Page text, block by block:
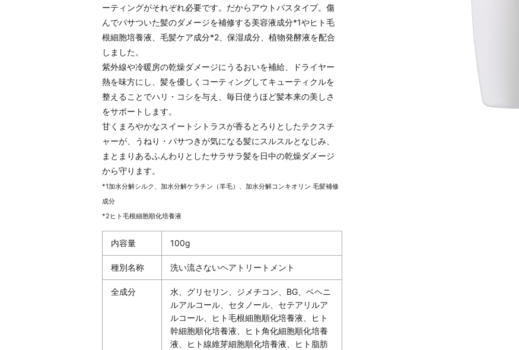
ーティングがそれぞれ必要です。だからアウトバスタイプ。傷
んでパサついた髪のダメージを補修する美容液成分*1やヒト毛
根細胞培養液、毛髪ケア成分*2、保湿成分、植物発酵液を配合
しました。
紫外線や冷暖房の乾燥ダメージにうるおいを補給、ドライヤー
熱を味方にし、髪を優しくコーティングしてキューティクルを
整えることでハリ・コシを与え、毎日使うほど髪本来の美しさ
をサポートします。
甘くまろやかなスイートシトラスが香るとろりとしたテクスチ
ャーが、うねり・パサつきが気になる髪にスルスルとなじみ、
まとまりあるふんわりとしたサラサラ髪を日中の乾燥ダメージ
から守ります。
*1加水分解シルク、加水分解ケラチン（羊毛）、加水分解コンキオリン 毛髪補修
成分
*2ヒト毛根細胞順化培養液
内容量 100g
種別名称 洗い流さないヘアトリートメント
全成分
水、グリセリン、ジメチコン、BG、ベヘニ
ルアルコール、セタノール、セテアリルア
ルコール、ヒト毛根細胞順化培養液、ヒト
幹細胞順化培養液、ヒト角化細胞順化培養
液、ヒト線維芽細胞順化培養液、ヒト脂肪